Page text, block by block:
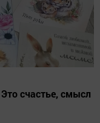
счастье, смысл